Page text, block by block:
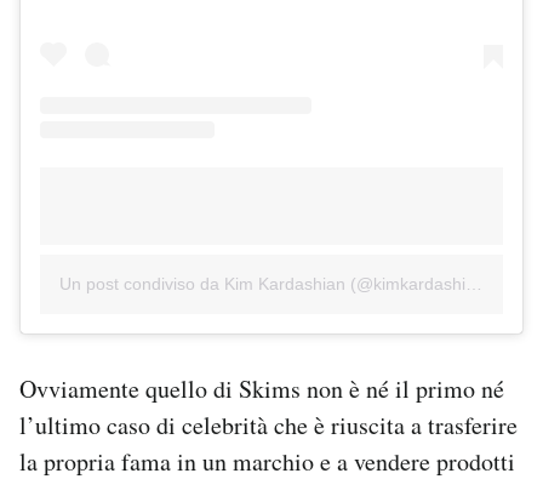
Ovviamente quello di Skims non è né il primo né
l’ultimo caso di celebrità che è riuscita a trasferire
la propria fama in un marchio e a vendere prodotti